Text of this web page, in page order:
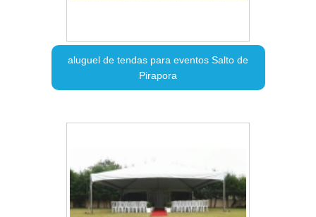
aluguel de tendas para eventos Salto de
Pirapora